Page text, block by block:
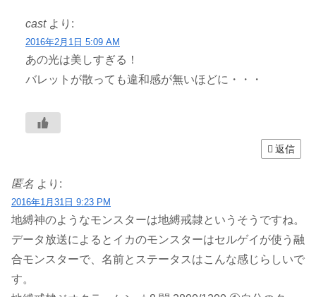
cast より:
2016年2月1日 5:09 AM
あの光は美しすぎる！
バレットが散っても違和感が無いほどに・・・
返信
匿名 より:
2016年1月31日 9:23 PM
地縛神のようなモンスターは地縛戒隷というそうですね。
データ放送によるとイカのモンスターはセルゲイが使う融
合モンスターで、名前とステータスはこんな感じらしいで
す。